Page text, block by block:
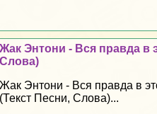
Жак Энтони - Вся правда в
Слова)
Жак Энтони - Вся правда в
(Текст Песни, Слова)...